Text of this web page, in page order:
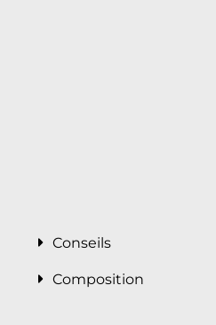
Conseils
Composition